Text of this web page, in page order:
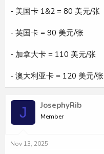
- 美国卡 1&2 = 80 美元/张
- 英国卡 = 90 美元/张
- 加拿大卡 = 110 美元/张
- 澳大利亚卡 = 120 美元/张
J JosephyRib
Member
Nov 13, 2025